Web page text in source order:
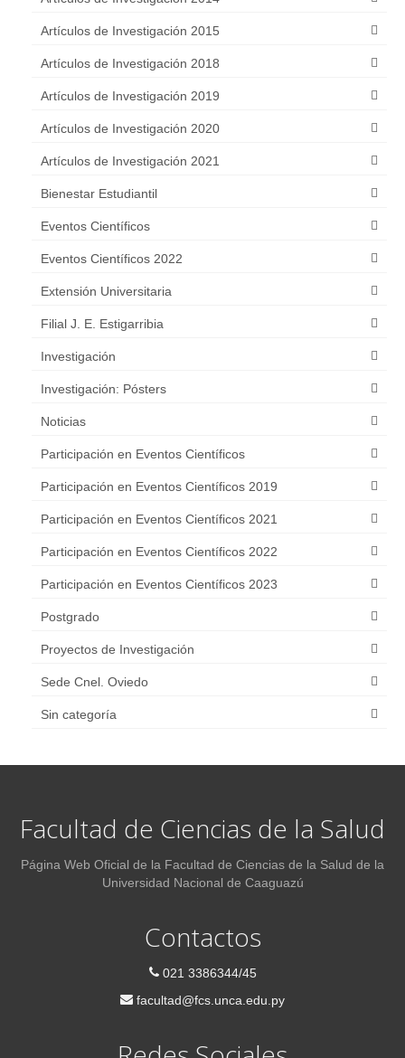
2020
Transparencia
Ley N° 5.189/2014
Ley N° 5282/2014
LEY N° 7389/2024
Portal de denuncias Anticorrupción
Artículos de Investigación 2015
Artículos de Investigación 2018
Artículos de Investigación 2019
Artículos de Investigación 2020
Artículos de Investigación 2021
Bienestar Estudiantil
Eventos Científicos
Eventos Científicos 2022
Extensión Universitaria
Filial J. E. Estigarribia
Investigación
Investigación: Pósters
Noticias
Participación en Eventos Científicos
Participación en Eventos Científicos 2019
Participación en Eventos Científicos 2021
Participación en Eventos Científicos 2022
Participación en Eventos Científicos 2023
Postgrado
Proyectos de Investigación
Sede Cnel. Oviedo
Sin categoría
Facultad de Ciencias de la Salud
Página Web Oficial de la Facultad de Ciencias de la Salud de la
Universidad Nacional de Caaguazú
Contactos
021 3386344/45
facultad@fcs.unca.edu.py